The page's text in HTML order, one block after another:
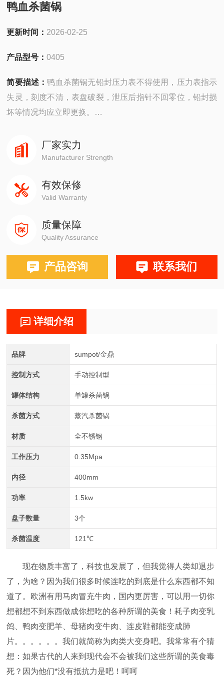
鸭血杀菌锅
更新时间： 2026-02-25
产品型号：0405
简要描述： 鸭血杀菌锅无铅封压力表不得使用，压力表指示
失灵，刻度不清，表盘破裂，泄压后指针不回零位，铅封损
坏等情况均应立即更换。
厂家实力
Manufacturer Strength
有效保修
Valid Warranty
质量保障
Quality Assurance
产品咨询 联系我们
详细介绍
品牌 sumpot/金鼎
控制方式 手动控制型
罐体结构 单罐杀菌锅
杀菌方式 蒸汽杀菌锅
材质 全不锈钢
工作压力 0.35Mpa
内径 400mm
功率 1.5kw
盘子数量 3个
杀菌温度 121℃
现在物质丰富了，科技也发展了，但我觉得人类却退步
了，为啥？因为我们很多时候连吃的到底是什么东西都不知
道了。欧洲有用马肉冒充牛肉，国内更厉害，可以用一切你
想都想不到东西做成你想吃的各种所谓的美食！耗子肉变乳
鸽、鸭肉变肥羊、母猪肉变牛肉、连皮鞋都能变成肺
片。。。。。。我们就简称为肉类大变身吧。我常常有个猜
想：如果古代的人来到现代会不会被我们这些所谓的美食毒
死？因为他们*没有抵抗力是吧！呵呵